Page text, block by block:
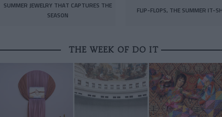
SUMMER JEWELRY THAT CAPTURES THE
SEASON
FLIP-FLOPS, THE SUMMER IT-
THE WEEK OF DO IT